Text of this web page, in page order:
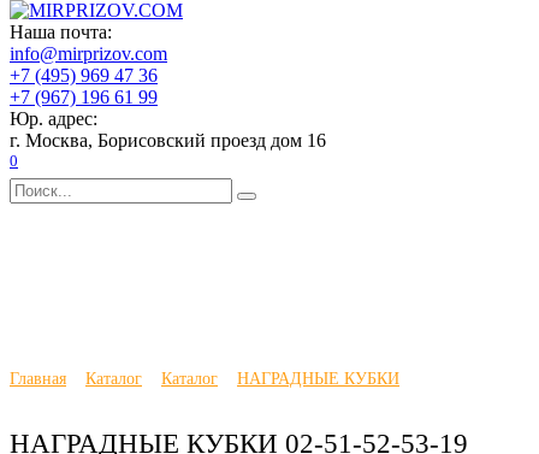
Перейти
к
содержанию
Наша почта:
info@mirprizov.com
+7 (495) 969 47 36
+7 (967) 196 61 99
Юр. адрес:
г. Москва, Борисовский проезд дом 16
0
Search
for:
Главная
Каталог
О компании
Доставка и оплата
Галерея
Отзывы
Контакты
Главная Каталог Каталог НАГРАДНЫЕ КУБКИ
НАГРАДНЫЕ КУБКИ 02-51-52-53-19